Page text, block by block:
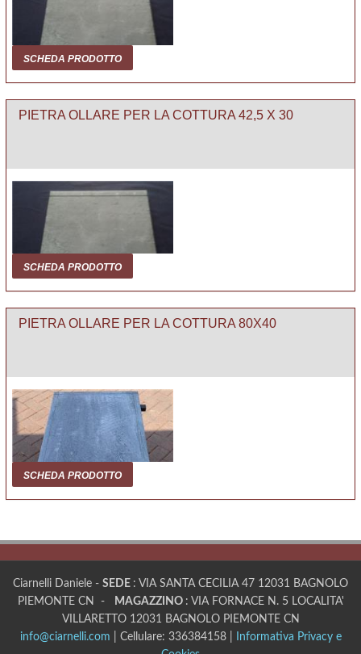
SCHEDA PRODOTTO
PIETRA OLLARE PER LA COTTURA 42,5 X 30
SCHEDA PRODOTTO
PIETRA OLLARE PER LA COTTURA 80X40
SCHEDA PRODOTTO
Ciarnelli Daniele - SEDE : VIA SANTA CECILIA 47 12031 BAGNOLO
PIEMONTE CN -
MAGAZZINO : VIA FORNACE N. 5 LOCALITA'
VILLARETTO 12031 BAGNOLO PIEMONTE CN
info@ciarnelli.com | Cellulare: 336384158 |
Informativa Privacy e